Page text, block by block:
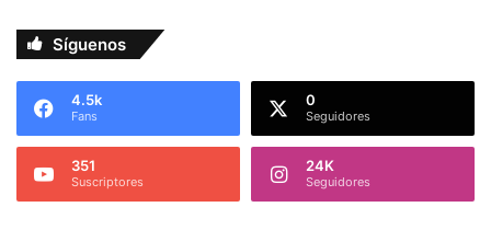
Síguenos
4.5k
Fans
0
Seguidores
351
Suscriptores
24K
Seguidores